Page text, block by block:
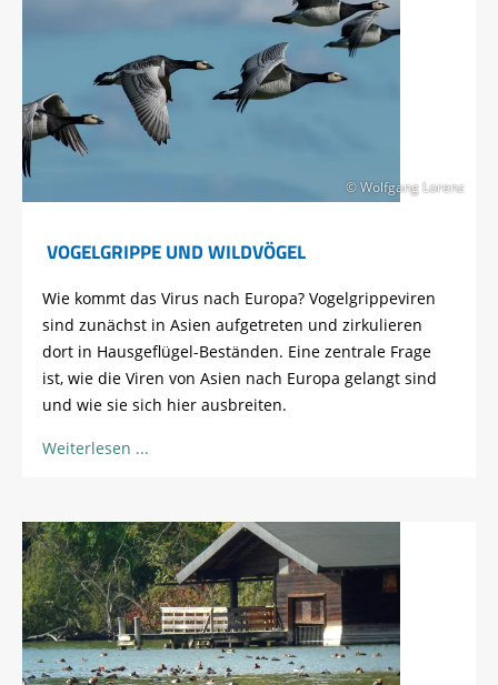
© Wolfgang Lorenz
VOGELGRIPPE UND WILDVÖGEL
Wie kommt das Virus nach Europa? Vogelgrippeviren
sind zunächst in Asien aufgetreten und zirkulieren
dort in Hausgeflügel-Beständen. Eine zentrale Frage
ist, wie die Viren von Asien nach Europa gelangt sind
und wie sie sich hier ausbreiten.
Weiterlesen